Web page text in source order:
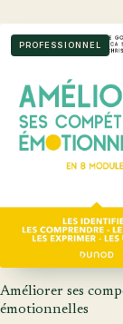
PROFESSIONNEL
Améliorer ses
émotionnelles